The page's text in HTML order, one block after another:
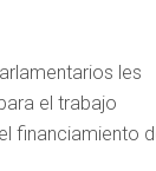
les
el trabajo
financiamiento